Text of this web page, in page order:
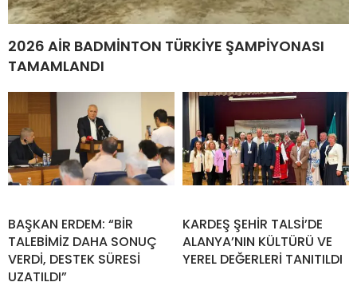
2026 AİR BADMİNTON TÜRKİYE ŞAMPİYONASI
TAMAMLANDI
BAŞKAN ERDEM: “BİR
TALEBİMİZ DAHA SONUÇ
VERDİ, DESTEK SÜRESİ
UZATILDI”
KARDEŞ ŞEHİR TALSİ’DE
ALANYA’NIN KÜLTÜRÜ VE
YEREL DEĞERLERİ TANITILDI